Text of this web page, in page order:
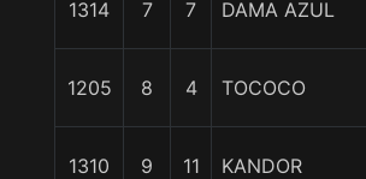
1314 7 7 DAMA AZUL
1205 8 4 TOCOCO
1310 9 11 KANDOR